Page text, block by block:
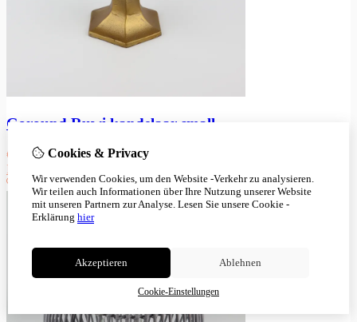
Goround Ruwi kandelaar small
€
7,99
In den Warenkorb
Cookies & Privacy
Wir verwenden Cookies, um den Website -Verkehr zu analysieren.
Wir teilen auch Informationen über Ihre Nutzung unserer Website
mit unseren Partnern zur Analyse. Lesen Sie unsere Cookie -
Erklärung hier
Akzeptieren Ablehnen
Cookie-Einstellungen